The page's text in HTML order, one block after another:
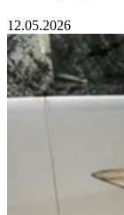
12.05.2026